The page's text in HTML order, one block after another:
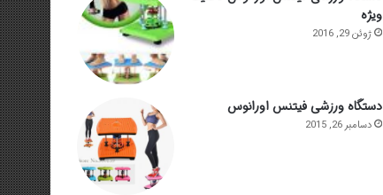
ویژه
ژوئن 29, 2016
دستگاه ورزشی فیتنس اورانوس
دسامبر 26, 2015